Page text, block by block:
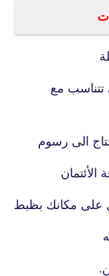
تتناسب مع